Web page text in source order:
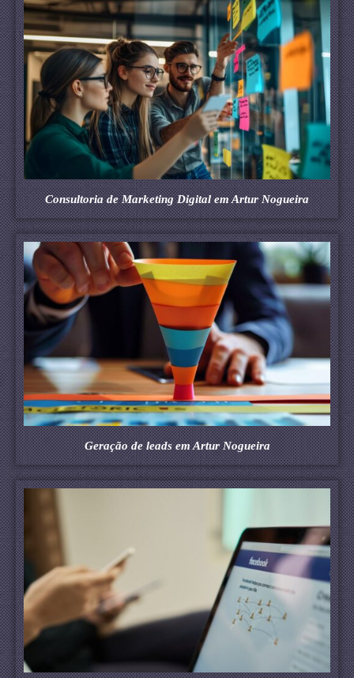
Consultoria de Marketing Digital em Artur Nogueira
Geração de leads em Artur Nogueira